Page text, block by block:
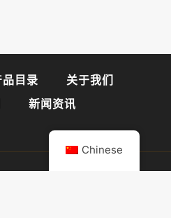
品目录
关于我们
新闻资讯
Chinese